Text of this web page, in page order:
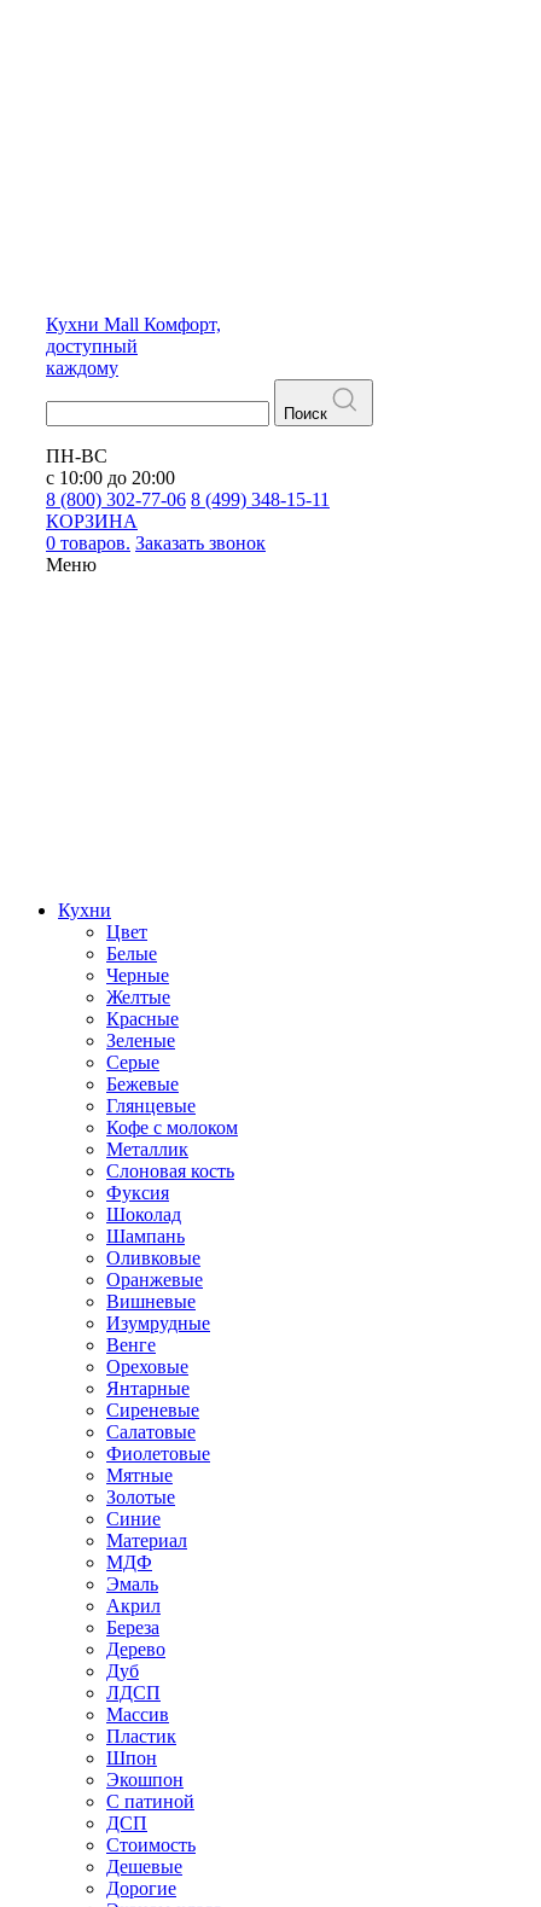
Кухни Mall Комфорт,
доступный
каждому
Поиск
ПН-ВС
с 10:00 до 20:00
8 (800) 302-77-06 8 (499) 348-15-11
КОРЗИНА
0 товаров. Заказать звонок
Меню
Кухни
Цвет
Белые
Черные
Желтые
Красные
Зеленые
Серые
Бежевые
Глянцевые
Кофе с молоком
Металлик
Слоновая кость
Фуксия
Шоколад
Шампань
Оливковые
Оранжевые
Вишневые
Изумрудные
Венге
Ореховые
Янтарные
Сиреневые
Салатовые
Фиолетовые
Мятные
Золотые
Синие
Материал
МДФ
Эмаль
Акрил
Береза
Дерево
Дуб
ЛДСП
Массив
Пластик
Шпон
Экошпон
С патиной
ДСП
Стоимость
Дешевые
Дорогие